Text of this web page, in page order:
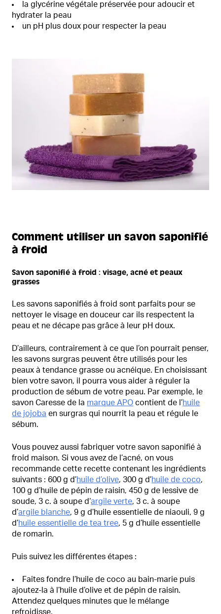
la glycérine végétale préservée pour adoucir et
hydrater la peau
un pH plus doux pour respecter la peau
Comment utiliser un savon saponifié
à froid
Savon saponifié à froid : visage, acné et peaux
grasses
Les savons saponifiés à froid sont parfaits pour se
nettoyer le visage en douceur car ils respectent la
peau et ne décape pas grâce à leur pH doux.
D’ailleurs, contrairement à ce que l’on pourrait penser,
les savons surgras peuvent être utilisés pour les
peaux à tendance grasse ou acnéique. En choisissant
bien votre savon, il pourra vous aider à réguler la
production de sébum de votre peau. Par exemple, le
savon Caresse de la marque APO contient de l’huile
de jojoba en surgras qui nourrit la peau et régule le
sébum.
Vous pouvez aussi fabriquer votre savon saponifié à
froid maison. Si vous avez de l’acné, on vous
recommande cette recette contenant les ingrédients
suivants : 600 g d’huile d’olive, 300 g d’huile de coco,
100 g d’huile de pépin de raisin, 450 g de lessive de
soude, 3 c. à soupe d‘argile verte, 3 c. à soupe
d’argile blanche, 9 g d’huile essentielle de niaouli, 9 g
d’huile essentielle de tea tree, 5 g d’huile essentielle
de romarin.
Puis suivez les différentes étapes :
Faites fondre l’huile de coco au bain-marie puis
ajoutez-la à l’huile d’olive et de pépin de raisin.
Attendez quelques minutes que le mélange
refroidisse.